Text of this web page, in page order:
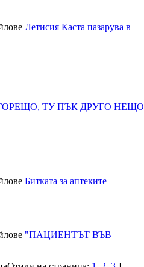
Летисия Каста пазарува в
ТУ ПЪК ДРУГО НЕЩО
Битката за аптеките
"ПАЦИЕНТЪТ ВЪВ